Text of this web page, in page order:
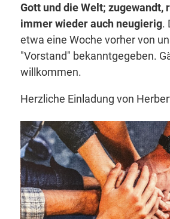
Gott und die Welt; zugewandt,
immer wieder auch neugierig.
etwa eine Woche vorher von
"Vorstand" bekanntgegeben.
willkommen.
Herzliche Einladung von